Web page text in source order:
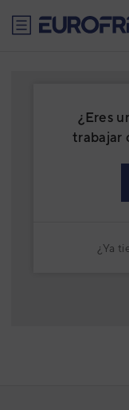
¿Eres
trabajar
¿Ya